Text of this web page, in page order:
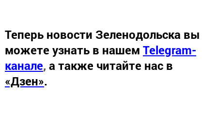
Теперь новости Зеленодольска вы
можете узнать в нашем Telegram-
канале, а также читайте нас в
«Дзен».